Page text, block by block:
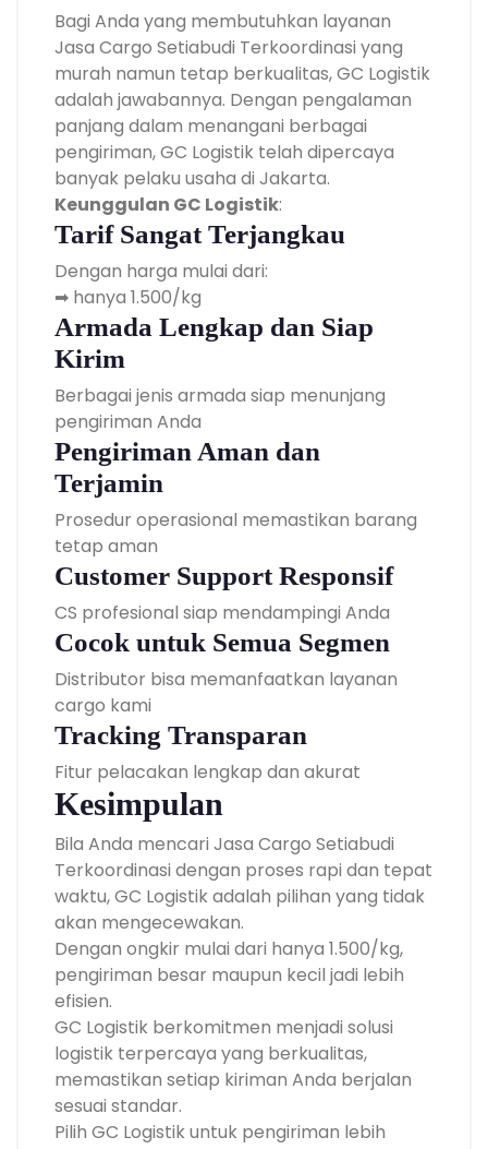
Bagi Anda yang membutuhkan layanan
Jasa Cargo Setiabudi Terkoordinasi yang
murah namun tetap berkualitas, GC Logistik
adalah jawabannya. Dengan pengalaman
panjang dalam menangani berbagai
pengiriman, GC Logistik telah dipercaya
banyak pelaku usaha di Jakarta.
Keunggulan GC Logistik:
Tarif Sangat Terjangkau
Dengan harga mulai dari:
➡ hanya 1.500/kg
Armada Lengkap dan Siap
Kirim
Berbagai jenis armada siap menunjang
pengiriman Anda
Pengiriman Aman dan
Terjamin
Prosedur operasional memastikan barang
tetap aman
Customer Support Responsif
CS profesional siap mendampingi Anda
Cocok untuk Semua Segmen
Distributor bisa memanfaatkan layanan
cargo kami
Tracking Transparan
Fitur pelacakan lengkap dan akurat
Kesimpulan
Bila Anda mencari Jasa Cargo Setiabudi
Terkoordinasi dengan proses rapi dan tepat
waktu, GC Logistik adalah pilihan yang tidak
akan mengecewakan.
Dengan ongkir mulai dari hanya 1.500/kg,
pengiriman besar maupun kecil jadi lebih
efisien.
GC Logistik berkomitmen menjadi solusi
logistik terpercaya yang berkualitas,
memastikan setiap kiriman Anda berjalan
sesuai standar.
Pilih GC Logistik untuk pengiriman lebih